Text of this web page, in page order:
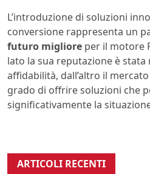
L’introduzione di soluzioni
conversione rappresenta un
futuro migliore per il motore
lato la sua reputazione è
affidabilità, dall’altro il
grado di offrire soluzioni che
significativamente la
ARTICOLI RECENTI